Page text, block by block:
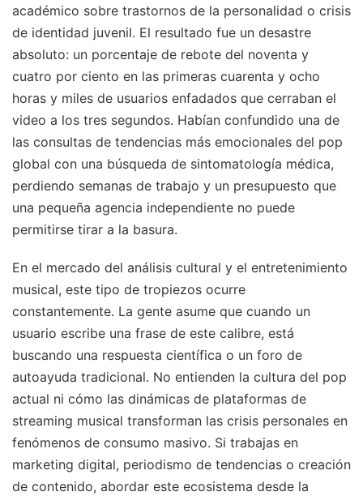
académico sobre trastornos de la personalidad o crisis
de identidad juvenil. El resultado fue un desastre
absoluto: un porcentaje de rebote del noventa y
cuatro por ciento en las primeras cuarenta y ocho
horas y miles de usuarios enfadados que cerraban el
video a los tres segundos. Habían confundido una de
las consultas de tendencias más emocionales del pop
global con una búsqueda de sintomatología médica,
perdiendo semanas de trabajo y un presupuesto que
una pequeña agencia independiente no puede
permitirse tirar a la basura.
En el mercado del análisis cultural y el entretenimiento
musical, este tipo de tropiezos ocurre
constantemente. La gente asume que cuando un
usuario escribe una frase de este calibre, está
buscando una respuesta científica o un foro de
autoayuda tradicional. No entienden la cultura del pop
actual ni cómo las dinámicas de plataformas de
streaming musical transforman las crisis personales en
fenómenos de consumo masivo. Si trabajas en
marketing digital, periodismo de tendencias o creación
de contenido, abordar este ecosistema desde la